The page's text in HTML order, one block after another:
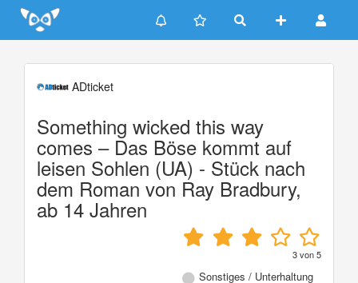
Update cookies preferences
ADticket
Something wicked this way
comes – Das Böse kommt auf
leisen Sohlen (UA) - Stück nach
dem Roman von Ray Bradbury,
ab 14 Jahren
3von5
Sonstiges / Unterhaltung